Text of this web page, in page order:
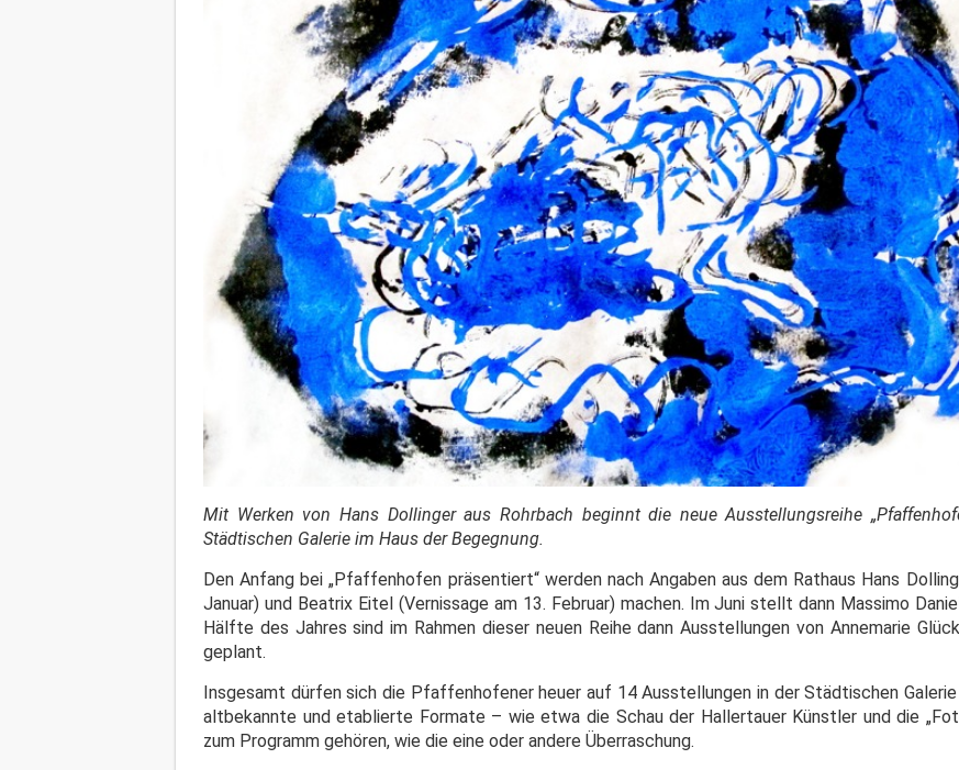
Mit Werken von Hans Dollinger aus Rohrbach beginnt die neue Ausstellungsreihe
Städtischen Galerie im Haus der Begegnung.
Den Anfang bei „Pfaffenhofen präsentiert“ werden nach Angaben aus dem Rathaus Hans
Januar) und Beatrix Eitel (Vernissage am 13. Februar) machen. Im Juni stellt dann Massimo
Hälfte des Jahres sind im Rahmen dieser neuen Reihe dann Ausstellungen von Annemarie
geplant.
Insgesamt dürfen sich die Pfaffenhofener heuer auf 14 Ausstellungen in der Städtischen
altbekannte und etablierte Formate – wie etwa die Schau der Hallertauer Künstler und die
zum Programm gehören, wie die eine oder andere Überraschung.